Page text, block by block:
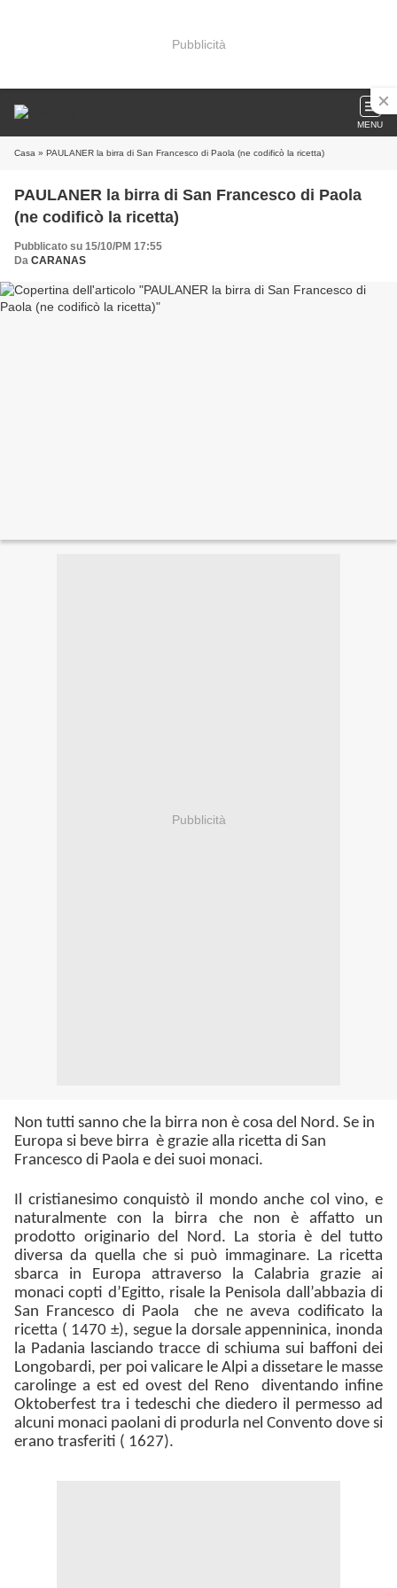
Pubblicità
MENU
Casa » PAULANER la birra di San Francesco di Paola (ne codificò la ricetta)
PAULANER la birra di San Francesco di Paola
(ne codificò la ricetta)
Pubblicato su 15/10/PM 17:55
Da CARANAS
Pubblicità
Non tutti sanno che la birra non è cosa del Nord. Se in
Europa si beve birra è grazie alla ricetta di San
Francesco di Paola e dei suoi monaci.
Il cristianesimo conquistò il mondo anche col vino, e
naturalmente con la birra che non è affatto un
prodotto originario del Nord. La storia è del tutto
diversa da quella che si può immaginare. La ricetta
sbarca in Europa attraverso la Calabria grazie ai
monaci copti d’Egitto, risale la Penisola dall’abbazia di
San Francesco di Paola che ne aveva codificato la
ricetta ( 1470 ±), segue la dorsale appenninica, inonda
la Padania lasciando tracce di schiuma sui baffoni dei
Longobardi, per poi valicare le Alpi a dissetare le masse
carolinge a est ed ovest del Reno diventando infine
Oktoberfest tra i tedeschi che diedero il permesso ad
alcuni monaci paolani di produrla nel Convento dove si
erano trasferiti ( 1627).